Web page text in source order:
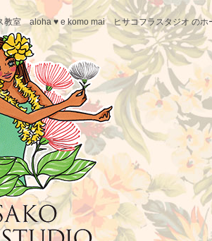
教室 aloha ♥ e komo mai ヒサコフラスタジオ のホ